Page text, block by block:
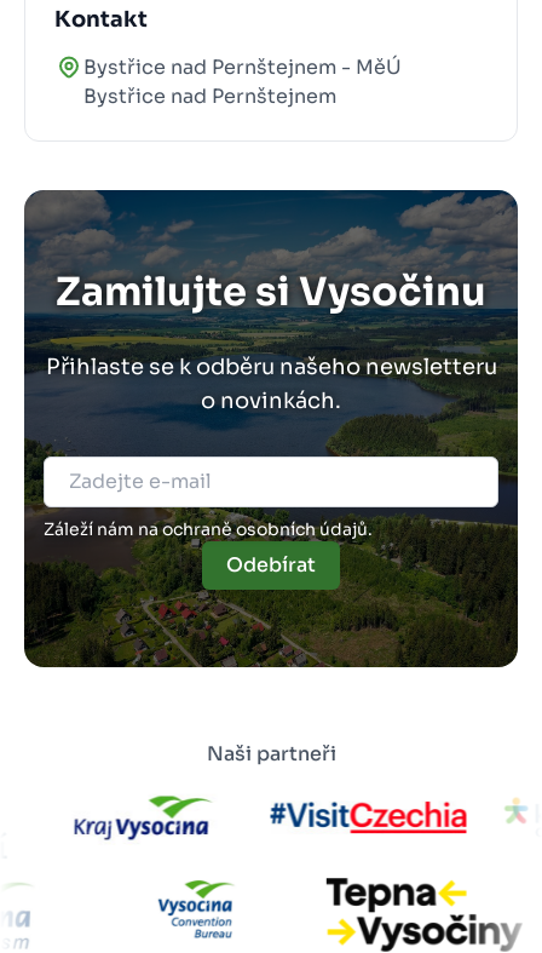
Kontakt
Bystřice nad Pernštejnem - MěÚ
Bystřice nad Pernštejnem
Zamilujte si Vysočinu
Přihlaste se k odběru našeho newsletteru
o novinkách.
Záleží nám na ochraně osobních údajů.
Odebírat
Naši partneři